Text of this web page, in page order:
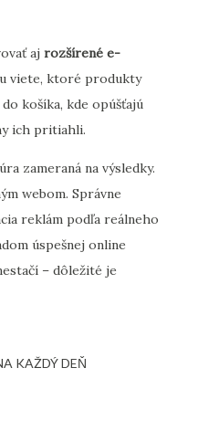
aj rozšírené e-
viete, ktoré produkty
košíka, kde opúšťajú
ich pritiahli.
zameraná na výsledky.
webom. Správne
reklám podľa reálneho
úspešnej online
– dôležité je
KAŽDÝ DEŇ